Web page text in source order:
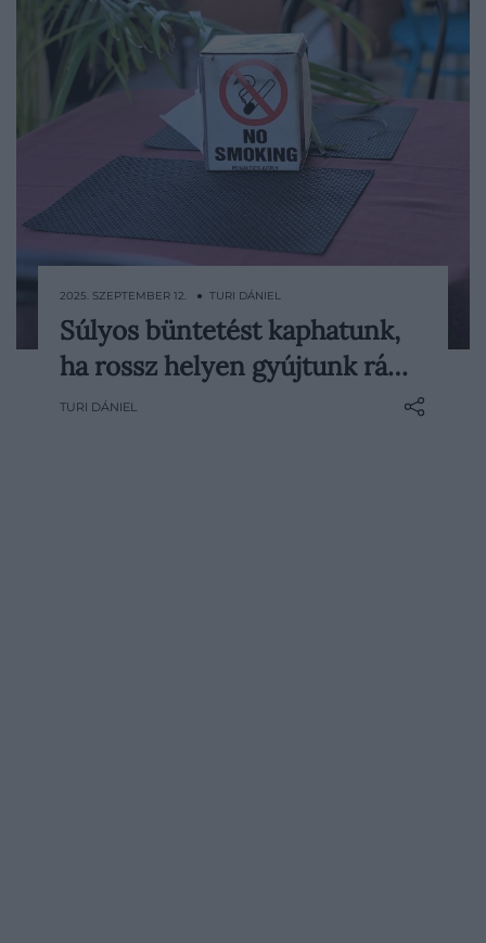
Spanyolország új dohányzási szabályozása
alaposan felforgathatja a turisták eddig
megszokott élményeit: az ország koalíciós
2025. SZEPTEMBER 12. ● TURI DÁNIEL
Súlyos büntetést kaphatunk,
ha rossz helyen gyújtunk rá…
TURI DÁNIEL